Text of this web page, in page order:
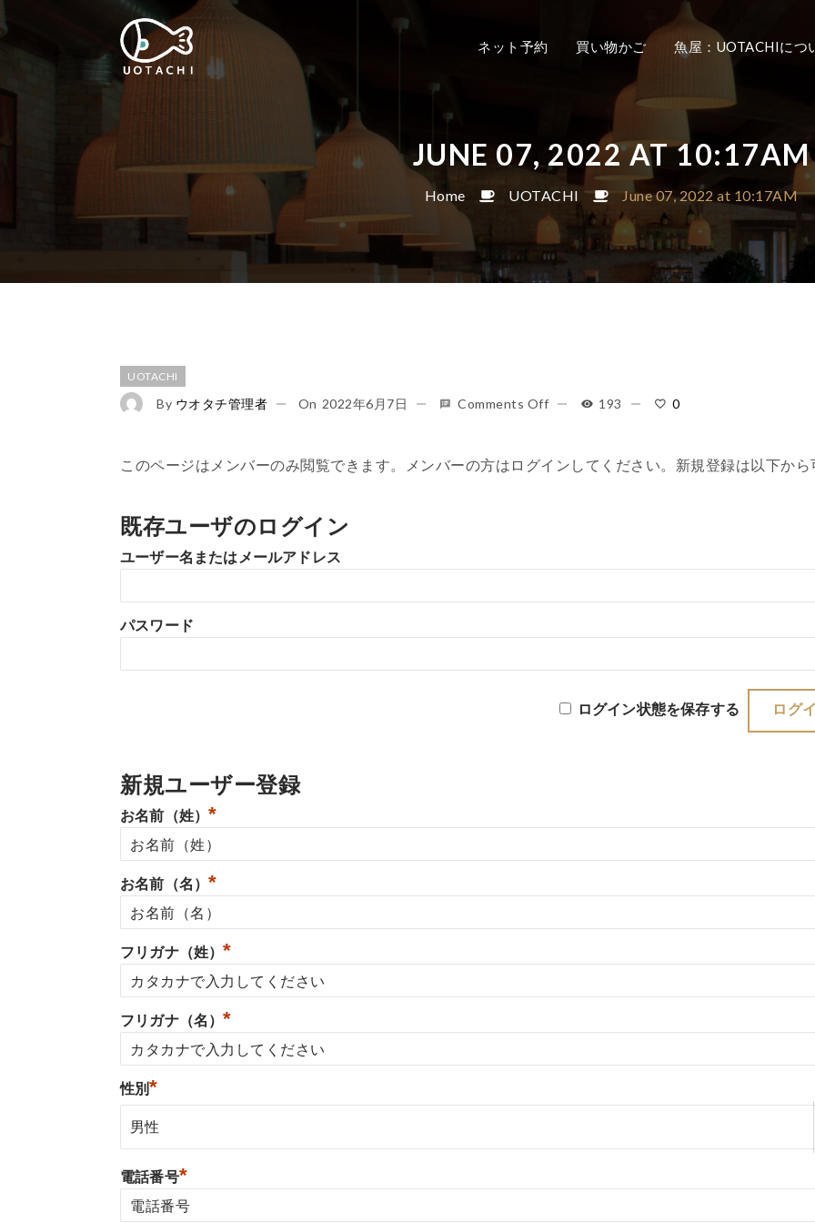
ネット予約 買い物かご 魚屋：UOTACHIにつ
JUNE 07, 2022 AT 10:17AM
Home UOTACHI June 07, 2022 at 10:17AM
UOTACHI
By ウオタチ管理者 On 2022年6月7日 Comments Off 193 0
このページはメンバーのみ閲覧できます。メンバーの方はログインしてください。新規登録は以下から
既存ユーザのログイン
ユーザー名またはメールアドレス
パスワード
ログイン状態を保存する
新規ユーザー登録
お名前（姓）*
お名前（名）*
フリガナ（姓）*
フリガナ（名）*
性別*
電話番号*